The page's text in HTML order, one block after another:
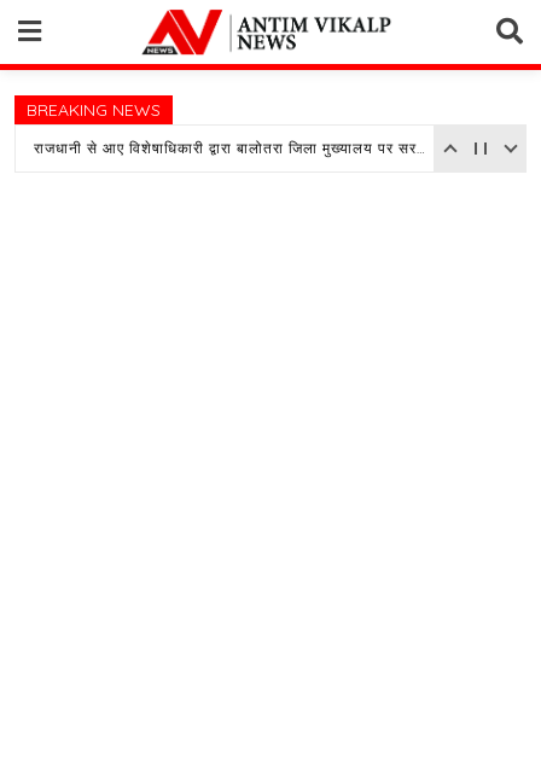
content
BREAKING NEWS
राजधानी से आए विशेषाधिकारी द्वारा बालोतरा जिला मुख्यालय पर सरकारी अस्पताल का किया औचक निरीक्षण